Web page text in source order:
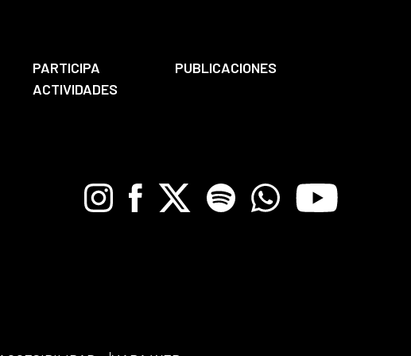
PARTICIPA
PUBLICACIONES
ACTIVIDADES
InstagramFacebook
X Spotify WhatsappYoutube